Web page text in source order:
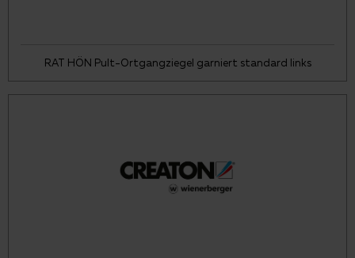
RAT HÖN Pult-Ortgangziegel garniert standard links